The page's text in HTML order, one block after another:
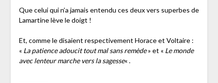
Que celui qui n’a jamais entendu ces deux vers superbes de
Lamartine lève le doigt !
Et, comme le disaient respectivement Horace et Voltaire :
« La patience adoucit tout mal sans remède» et « Le monde
avec lenteur marche vers la sagesse« .